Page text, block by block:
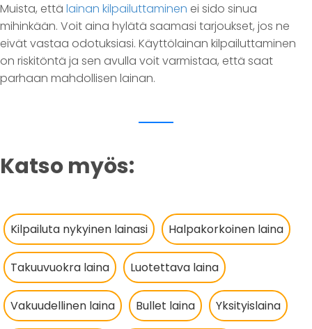
Muista, että lainan kilpailuttaminen ei sido sinua
mihinkään. Voit aina hylätä saamasi tarjoukset, jos ne
eivät vastaa odotuksiasi. Käyttölainan kilpailuttaminen
on riskitöntä ja sen avulla voit varmistaa, että saat
parhaan mahdollisen lainan.
Katso myös:
Kilpailuta nykyinen lainasi Halpakorkoinen laina
Takuuvuokra laina Luotettava laina
Vakuudellinen laina Bullet laina Yksityislaina